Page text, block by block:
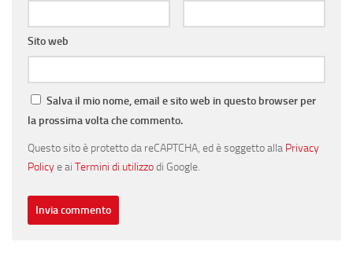
Sito web
Salva il mio nome, email e sito web in questo browser per
la prossima volta che commento.
Questo sito è protetto da reCAPTCHA, ed è soggetto alla Privacy
Policye ai Termini di utilizzodi Google.